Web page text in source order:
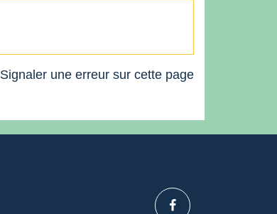
Signaler une erreur sur cette page